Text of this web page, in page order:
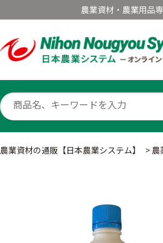
農業資材・農業用品
農業資材の通販【日本農業システム】 > 農